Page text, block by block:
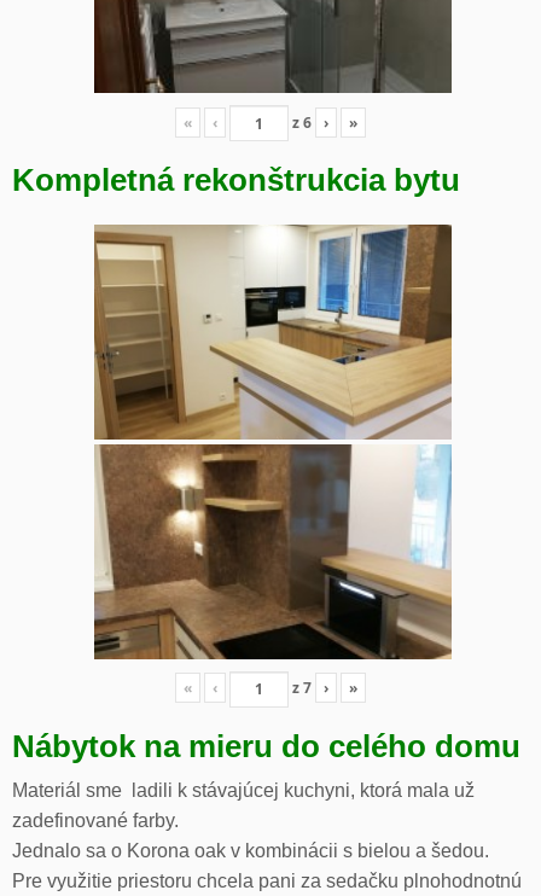
« ‹ z6 › »
Kompletná rekonštrukcia bytu
« ‹ z7 › »
Nábytok na mieru do celého domu
Materiál sme ladili k stávajúcej kuchyni, ktorá mala už
zadefinované farby.
Jednalo sa o Korona oak v kombinácii s bielou a šedou.
Pre využitie priestoru chcela pani za sedačku plnohodnotnú